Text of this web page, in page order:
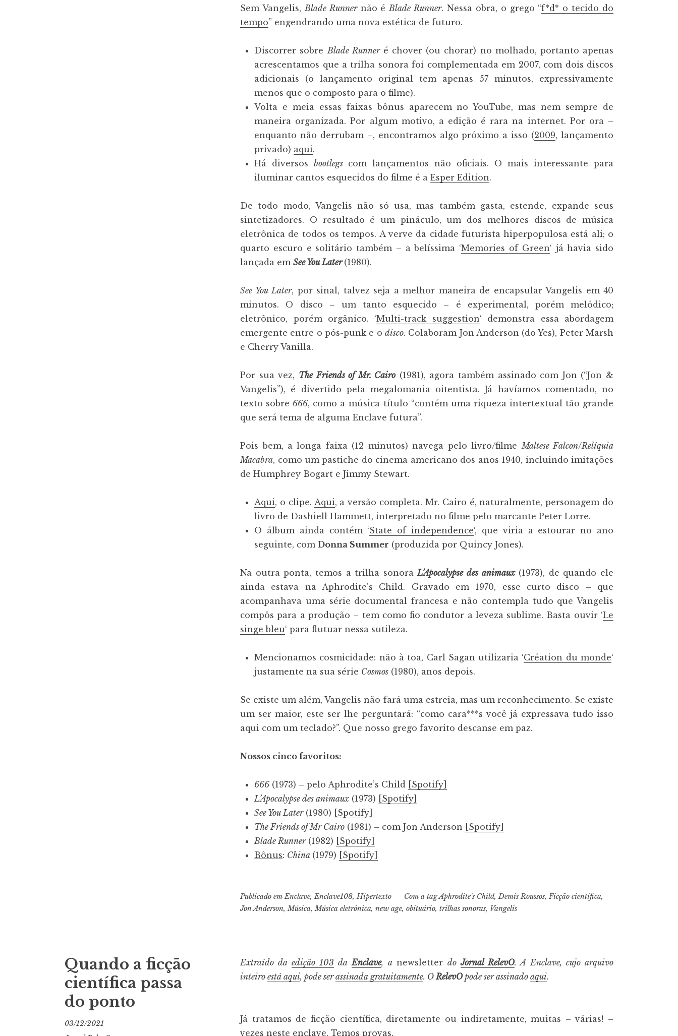
Sem Vangelis,Blade Runnernão éBlade Runner. Nessa obra, o grego “f*d* o tecido do
tempo” engendrando uma nova estética de futuro.
Discorrer sobreBlade Runneré chover (ou chorar) no molhado, portanto apenas
acrescentamos que a trilha sonora foi complementada em 2007, com dois discos
adicionais (o lançamento original tem apenas 57 minutos, expressivamente
menos que o composto para o filme).
Volta e meia essas faixas bônus aparecem no YouTube, mas nem sempre de
maneira organizada. Por algum motivo, a edição é rara na internet. Por ora –
enquanto não derrubam –, encontramos algo próximo a isso (2009, lançamento
privado) aqui.
Há diversosbootlegs com lançamentos não oficiais. O mais interessante para
iluminar cantos esquecidos do filme é aEsper Edition.
De todo modo, Vangelis não só usa, mas também gasta, estende, expande seus
sintetizadores. O resultado é um pináculo, um dos melhores discos de música
eletrônica de todos os tempos. A verve da cidade futurista hiperpopulosa está ali; o
quarto escuro e solitário também – a belíssima ‘Memories of Green‘ já havia sido
lançada emSee You Later (1980).
See You Later, por sinal, talvez seja a melhor maneira de encapsular Vangelis em 40
minutos. O disco – um tanto esquecido – é experimental, porém melódico;
eletrônico, porém orgânico. ‘Multi-track suggestion‘ demonstra essa abordagem
emergente entre o pós-punk e o disco. Colaboram Jon Anderson (do Yes), Peter Marsh
e Cherry Vanilla.
Por sua vez, The Friends of Mr. Cairo(1981), agora também assinado com Jon (“Jon &
Vangelis”), é divertido pela megalomania oitentista. Já havíamos comentado, no
texto sobre 666, como a música-título “contém uma riqueza intertextual tão grande
que será tema de alguma Enclave futura”.
Pois bem, a longa faixa (12 minutos) navega pelo livro/filmeMaltese Falcon/Relíquia
Macabra, como um pastiche do cinema americano dos anos 1940, incluindo imitações
de Humphrey Bogart e Jimmy Stewart.
Aqui, o clipe. Aqui, a versão completa. Mr. Cairo é, naturalmente, personagem do
livro de Dashiell Hammett, interpretado no filme pelo marcante Peter Lorre.
O álbum ainda contém ‘State of independence‘, que viria a estourar no ano
seguinte, comDonna Summer (produzida por Quincy Jones).
Na outra ponta, temos a trilha sonoraL’Apocalypse des animaux(1973), de quando ele
ainda estava na Aphrodite’s Child. Gravado em 1970, esse curto disco – que
acompanhava uma série documental francesa e não contempla tudo que Vangelis
compôs para a produção – tem como fio condutor a leveza sublime. Basta ouvir ‘Le
singe bleu‘ para flutuar nessa sutileza.
Mencionamos cosmicidade: não à toa, Carl Sagan utilizaria ‘Création du monde‘
justamente na sua série Cosmos (1980), anos depois.
Se existe um além, Vangelis não fará uma estreia, mas um reconhecimento. Se existe
um ser maior, este ser lhe perguntará: “como cara***s você já expressava tudo isso
aqui com um teclado?”. Que nosso grego favorito descanse em paz.
Nossos cinco favoritos:
666 (1973) – pelo Aphrodite’s Child
[Spotify]
L’Apocalypse des animaux (1973)
[Spotify]
See You Later(1980)
[Spotify]
The Friends of Mr Cairo (1981) – com Jon Anderson
[Spotify]
Blade Runner(1982)
[Spotify]
Bônus: China (1979) [Spotify]
Publicado emEnclave,Enclave108,Hipertexto Com a tagAphrodite's Child,Demis Roussos,Ficção científica,
Jon Anderson,Música,Música eletrônica,new age,obituário,trilhas sonoras, Vangelis
Quando a ficção
científica passa
do ponto
03/12/2021
Extraído daedição 103 daEnclave, a newsletter doJornal RelevO. A Enclave, cujo arquivo
inteiroestá aqui, pode serassinada gratuitamente. ORelevOpode ser assinadoaqui.
Já tratamos de ficção científica, diretamente ou indiretamente, muitas – várias! –
vezes neste enclave.Temos provas.